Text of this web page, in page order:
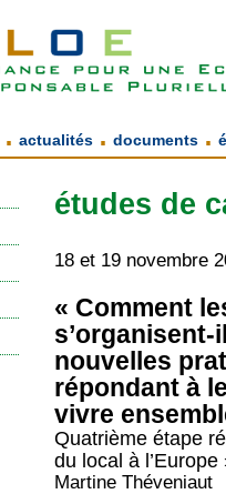
. actualités . documents .
études de
18 et 19 novembre
« Comment
nouvelles
répondant à
vivre
Quatrième étape
du local à
Martine Théveniaut